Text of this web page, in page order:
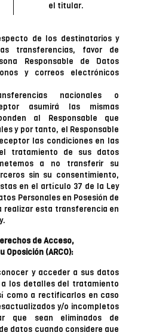
el titular.
de los destinatarios y
transferencias, favor de
Responsable de Datos
y correos electrónicos
nacionales o
asumirá las mismas
al Responsable que
y por tanto, el Responsable
las condiciones en las
tratamiento de sus datos
a no transferir su
sin su consentimiento,
en el artículo 37 de la Ley
Personales en Posesión de
realizar esta transferencia en
de Acceso,
(ARCO):
y acceder a sus datos
los detalles del tratamiento
como a rectificarlos en caso
y/o incompletos
que sean eliminados de
datos cuando considere que